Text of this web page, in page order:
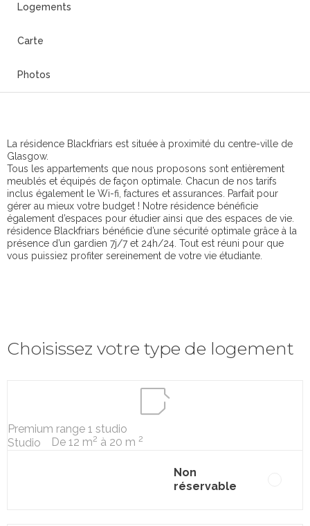
Logements
Carte
Photos
La résidence Blackfriars est située à proximité du centre-ville de
Glasgow.
Tous les appartements que nous proposons sont entièrement
meublés et équipés de façon optimale. Chacun de nos tarifs
inclus également le Wi-fi, factures et assurances. Parfait pour
gérer au mieux votre budget ! Notre résidence bénéficie
également d’espaces pour étudier ainsi que des espaces de vie.
résidence Blackfriars bénéficie d’une sécurité optimale grâce à la
présence d’un gardien 7j/7 et 24h/24. Tout est réuni pour que
vous puissiez profiter sereinement de votre vie étudiante.
Choisissez votre type de logement
Premium range 1 studio
Studio
De 12 m2 à 20 m 2
Non
réservable